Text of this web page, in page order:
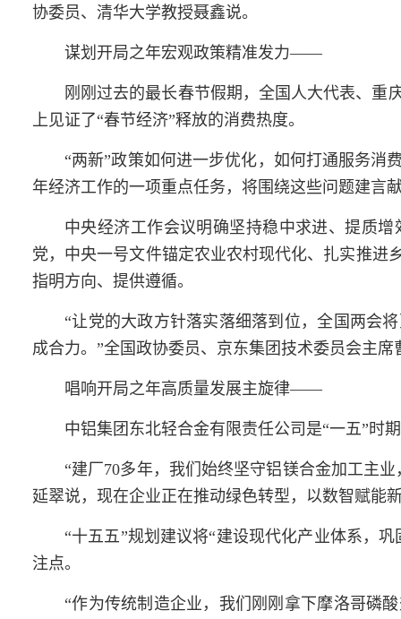
协委员、清华大学教授聂鑫说。
谋划开局之年宏观政策精准发力——
刚刚过去的最长春节假期，全国人大代表、重
上见证了“春节经济”释放的消费热度。
“两新”政策如何进一步优化，如何打通服务
年经济工作的一项重点任务，将围绕这些问题建言
中央经济工作会议明确坚持稳中求进、提质
党，中央一号文件锚定农业农村现代化、扎实推
指明方向、提供遵循。
“让党的大政方针落实落细落到位，全国 两会
成合力。”全国政协委员、京东集团技术委员会主席
唱响开局之年高质量发展主旋律——
中铝集团东北轻合金有限责任公司是“一五”时
“建厂70多年，我们始终坚守铝镁合金加工主
延翠说，现在企业正在推动绿色转型，以数智赋能
“十五五”规划建议将“建设现代化产业体系，
注点。
“作为传统制造企业，我们刚刚拿下摩洛哥磷